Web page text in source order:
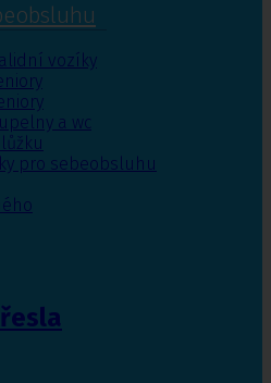
vozíky
a wc
pro sebeobsluhu